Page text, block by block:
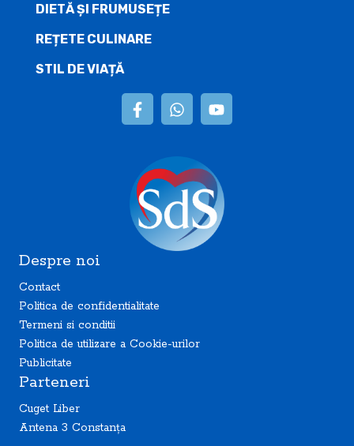
DIETĂ ŞI FRUMUSEȚE
REȚETE CULINARE
STIL DE VIAȚĂ
Despre noi
Contact
Politica de confidentialitate
Termeni si conditii
Politica de utilizare a Cookie-urilor
Publicitate
Parteneri
Cuget Liber
Antena 3 Constanța